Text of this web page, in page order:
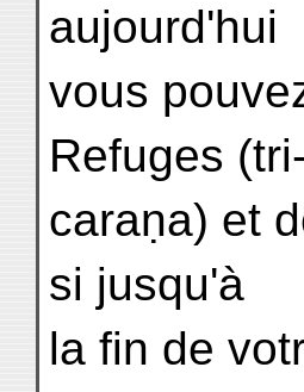
aujourd'hui
vous
Refuges
caraṇa) et
si jusqu'à
la fin de